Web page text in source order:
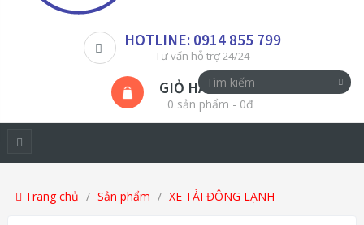
HOTLINE: 0914 855 799
Tư vấn hỗ trợ 24/24
GIỎ HÀNG
0 sản phẩm - 0đ
Trang chủ Sản phẩm XE TẢI ĐÔNG LẠNH